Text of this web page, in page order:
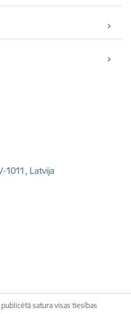
1011, Latvija
satura visas tiesības